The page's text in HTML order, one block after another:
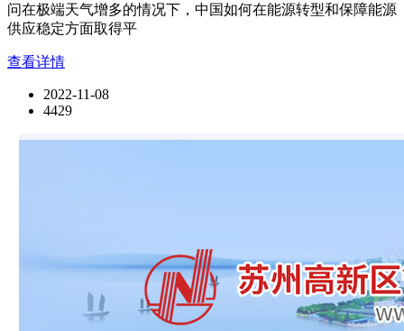
问在极端天气增多的情况下，中国如何在能源转型和保障能源
供应稳定方面取得平
查看详情
2022-11-08
4429